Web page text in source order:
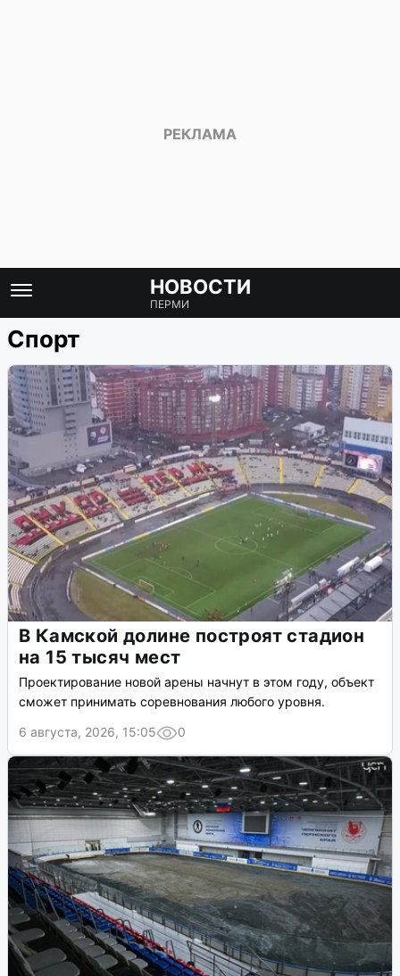
НОВОСТИ
ПЕРМИ
Спорт
В Камской долине построят стадион
на 15 тысяч мест
Проектирование новой арены начнут в этом году, объект
сможет принимать соревнования любого уровня.
6 августа, 2026, 15:05
0